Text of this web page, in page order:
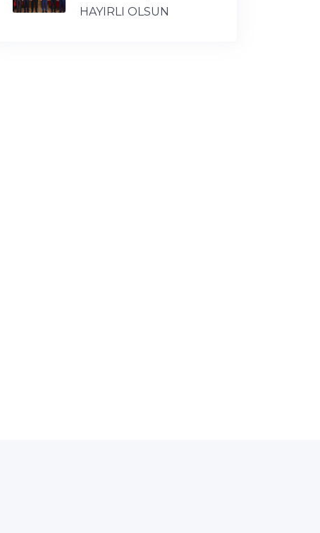
HAYIRLI OLSUN